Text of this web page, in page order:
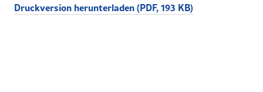
Druckversion herunterladen (PDF, 193 KB)